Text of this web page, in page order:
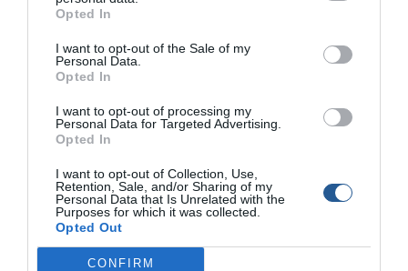
Opted In
I want to opt-out of the Sale of my
Personal Data.
Opted In
I want to opt-out of processing my
Personal Data for Targeted Advertising.
Opted In
I want to opt-out of Collection, Use,
Retention, Sale, and/or Sharing of my
Personal Data that Is Unrelated with the
Purposes for which it was collected.
Opted Out
CONFIRM
γερανοφόρο όχημα με την συνδρομή του ανωτέρω δύτη,
ενώ από το περιστατικό δεν αναφέρθηκε τραυματισμός
Προανάκριση διενεργείται από το Λιμεναρχείο Γυθείου.
Πηγή: www.epoli.gr
Tags
Λιμεναρχείο Γυθείου